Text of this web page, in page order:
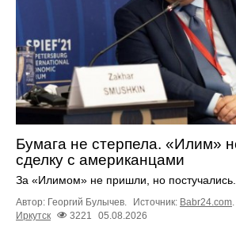
Бумага не стерпела. «Илим»
сделку с американцами
За «Илимом» не пришли, но постучались.
Автор: Георгий Булычев. Источник: Babr24.com.
Иркутск
3221 05.08.2026